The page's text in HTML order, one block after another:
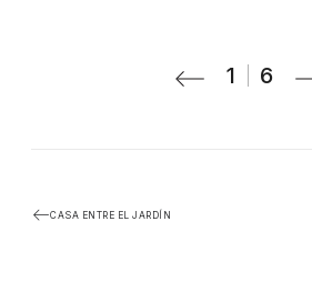
6
1
CASA ENTRE EL JARDÍN